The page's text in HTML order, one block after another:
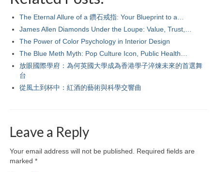
The Eternal Allure of a 鑽石戒指: Your Blueprint to a…
James Allen Diamonds Under the Loupe: Value, Trust,…
The Power of Color Psychology in Interior Design
The Blue Meth Myth: Pop Culture Icon, Public Health…
放眼國際學府：為何英國大學成為香港學子淬煉未來的首選舞
台
從風土到杯中：紅酒的藝術與科學交響曲
Leave a Reply
Your email address will not be published.
Required fields are
marked *